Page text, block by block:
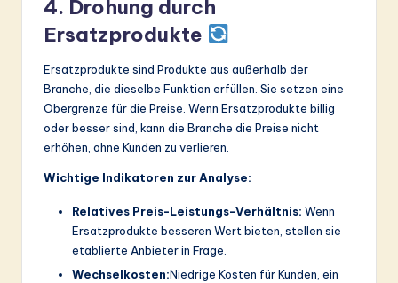
4. Drohung durch
Ersatzprodukte
Ersatzprodukte sind Produkte aus außerhalb der
Branche, die dieselbe Funktion erfüllen. Sie setzen eine
Obergrenze für die Preise. Wenn Ersatzprodukte billig
oder besser sind, kann die Branche die Preise nicht
erhöhen, ohne Kunden zu verlieren.
Wichtige Indikatoren zur Analyse:
Relatives Preis-Leistungs-Verhältnis: Wenn
Ersatzprodukte besseren Wert bieten, stellen sie
etablierte Anbieter in Frage.
Wechselkosten:Niedrige Kosten für Kunden, ein